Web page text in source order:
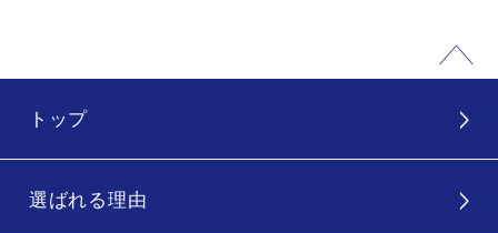
トップ
選ばれる理由